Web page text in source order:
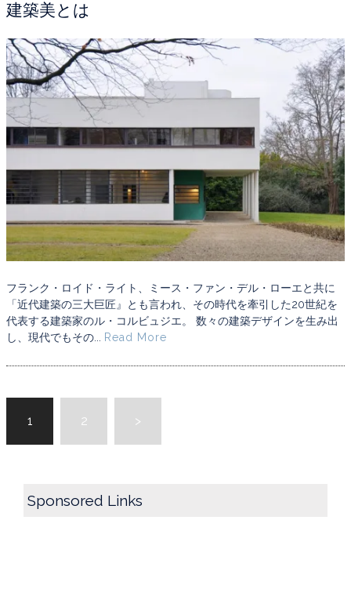
建築美とは
フランク・ロイド・ライト、ミース・ファン・デル・ローエと共に
「近代建築の三大巨匠』とも言われ、その時代を牽引した20世紀を
代表する建築家のル・コルビュジエ。 数々の建築デザインを生み出
し、現代でもその...
Read More
の
1 2 >
Sponsored Links